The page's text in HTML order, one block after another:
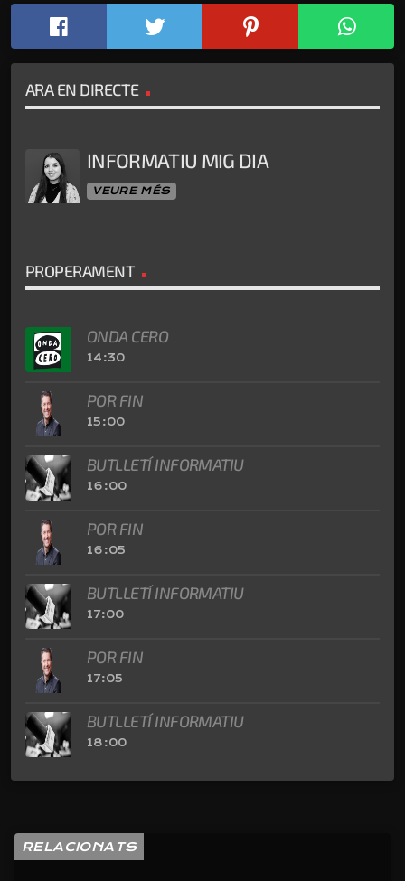
ARA EN DIRECTE
INFORMATIU MIG DIA
VEURE MÉS
PROPERAMENT
ONDA CERO
14:30
POR FIN
15:00
BUTLLETÍ INFORMATIU
16:00
POR FIN
16:05
BUTLLETÍ INFORMATIU
17:00
POR FIN
17:05
BUTLLETÍ INFORMATIU
18:00
RELACIONATS